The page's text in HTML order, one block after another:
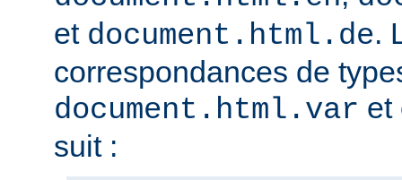
et document.html.de.
correspondances de
document.html.var et
suit :